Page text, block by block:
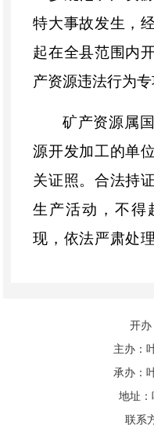
特大事故发生，
起在全县范围内
产资源违法行为
矿产资源属
源开发加工的单
关证照。合法持
生产活动，不得
现，依法严肃处
发现，立即停产
品，电力部门停
开办
主办：
承办：
地址：
联系